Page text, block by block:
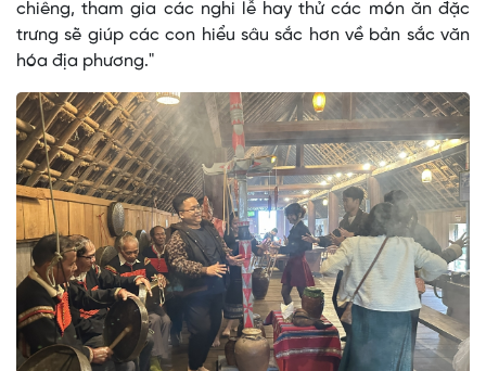
chiêng, tham gia các nghi lễ hay thử các món ăn đặc
trưng sẽ giúp các con hiểu sâu sắc hơn về bản sắc văn
hóa địa phương."